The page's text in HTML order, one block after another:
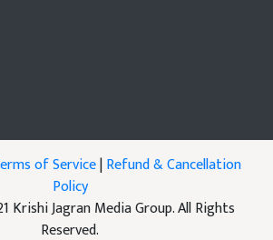
of Service|Refund & Cancellation
Policy
Krishi Jagran Media Group. All Rights
Reserved.